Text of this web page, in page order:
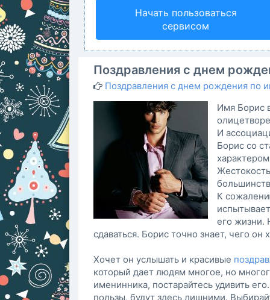
Начать пользоваться
сервисом
Поздравления с днем
Поздравления с днем рождения по
Имя Борис
И
Борис со
К
его жизни.
сдаваться. Борис точно знает, чего
Хочет он услышать и красивые
который дает людям многое, но
именинника, постарайтесь удивить
пользы, будут здесь лишними.